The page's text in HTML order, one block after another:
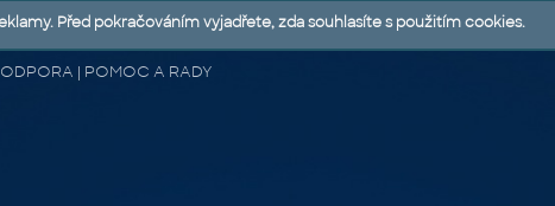
| POMOC A RADY
Před pokračováním vyjadřete, zda souhlasíte s použitím cookies.